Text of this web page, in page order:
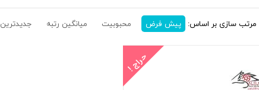
مرتب سازی بر اساس: پیش فرض محبوبیت میانگین رتبه جدیدترین
حراج !